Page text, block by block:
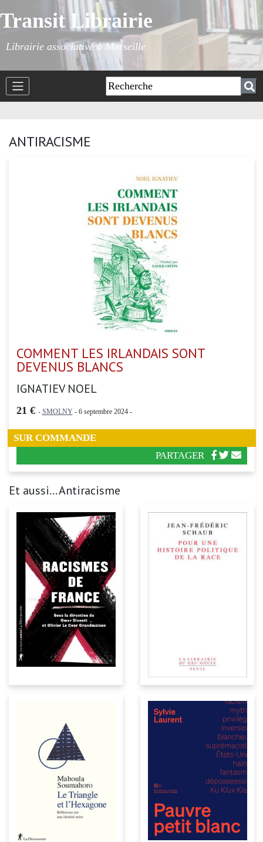
Transit Librairie
Librairie associative à Marseille
ANTIRACISME
COMMENT LES IRLANDAIS SONT
DEVENUS BLANCS
IGNATIEV NOEL
21 € - SMOLNY- 6 septembre 2024 -
SUR COMMANDE
PARTAGER
Et aussi... Antiracisme